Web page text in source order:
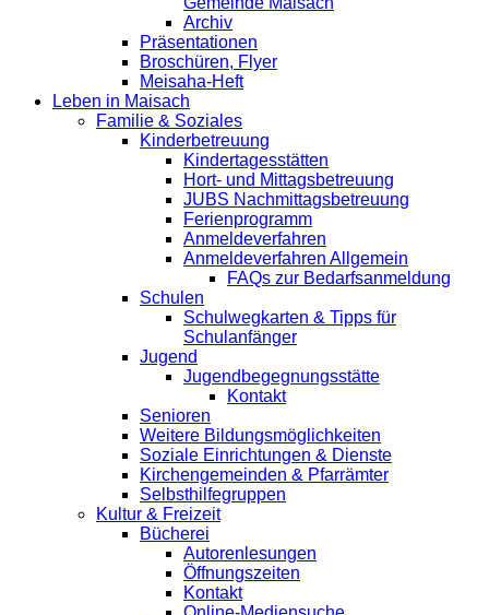
Archiv
Präsentationen
Broschüren, Flyer
Meisaha-Heft
Leben in Maisach
Familie & Soziales
Kinderbetreuung
Kindertagesstätten
Hort- und Mittagsbetreuung
JUBS Nachmittagsbetreuung
Ferienprogramm
Anmeldeverfahren
Anmeldeverfahren Allgemein
FAQs zur Bedarfsanmeldung
Schulen
Schulwegkarten & Tipps für
Schulanfänger
Jugend
Jugendbegegnungsstätte
Kontakt
Senioren
Weitere Bildungsmöglichkeiten
Soziale Einrichtungen & Dienste
Kirchengemeinden & Pfarrämter
Selbsthilfegruppen
Kultur & Freizeit
Bücherei
Autorenlesungen
Öffnungszeiten
Kontakt